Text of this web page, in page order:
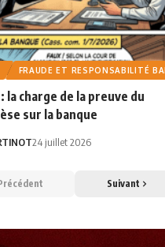
FRAUDE ET RESPONSABILITÉ
la charge de la preuve du
sur la banque
24 juillet 2026
Suivant